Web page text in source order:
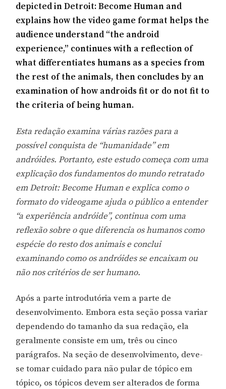
depicted in Detroit: Become Human and
explains how the video game format helps the
audience understand “the android
experience,” continues with a reflection of
what differentiates humans as a species from
the rest of the animals, then concludes by an
examination of how androids fit or do not fit to
the criteria of being human.
Esta redação examina várias razões para a
possível conquista de “humanidade” em
andróides. Portanto, este estudo começa com uma
explicação dos fundamentos do mundo retratado
em Detroit: Become Human e explica como o
formato do videogame ajuda o público a entender
“a experiência andróide”, continua com uma
reflexão sobre o que diferencia os humanos como
espécie do resto dos animais e conclui
examinando como os andróides se encaixam ou
não nos critérios de ser humano.
Após a parte introdutória vem a parte de
desenvolvimento. Embora esta seção possa variar
dependendo do tamanho da sua redação, ela
geralmente consiste em um, três ou cinco
parágrafos. Na seção de desenvolvimento, deve-
se tomar cuidado para não pular de tópico em
tópico, os tópicos devem ser alterados de forma